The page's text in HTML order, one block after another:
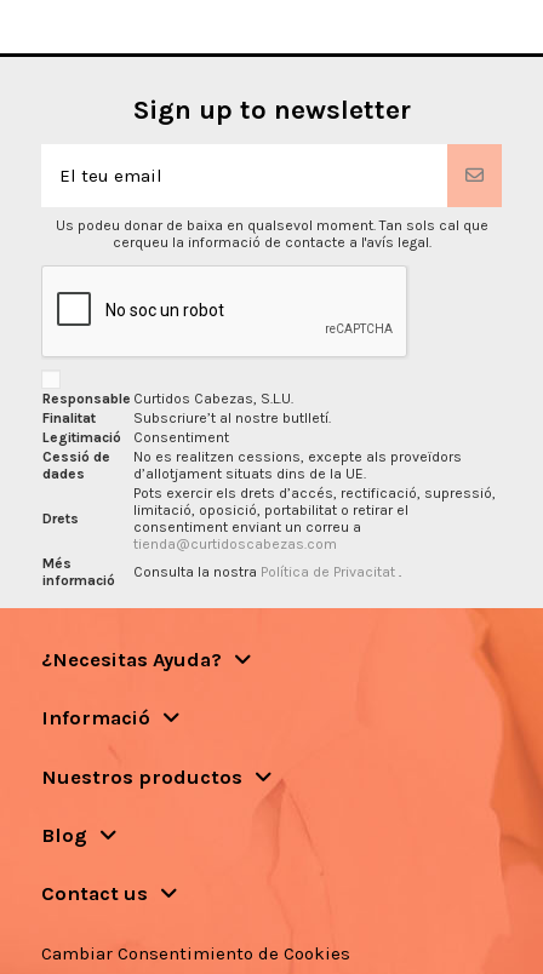
Sign up to newsletter
Us podeu donar de baixa en qualsevol moment. Tan sols cal que
cerqueu la informació de contacte a l'avís legal.
Responsable Curtidos Cabezas, S.L.U.
Finalitat
Subscriure’t al nostre butlletí.
Legitimació
Consentiment
Cessió de
dades
No es realitzen cessions, excepte als proveïdors
d’allotjament situats dins de la UE.
Drets
Pots exercir els drets d’accés, rectificació, supressió,
limitació, oposició, portabilitat o retirar el
consentiment enviant un correu a
tienda@curtidoscabezas.com
Més
informació
Consulta la nostra Política de Privacitat
¿Necesitas Ayuda?
Informació
Nuestros productos
Blog
Contact us
Cambiar Consentimiento de Cookies